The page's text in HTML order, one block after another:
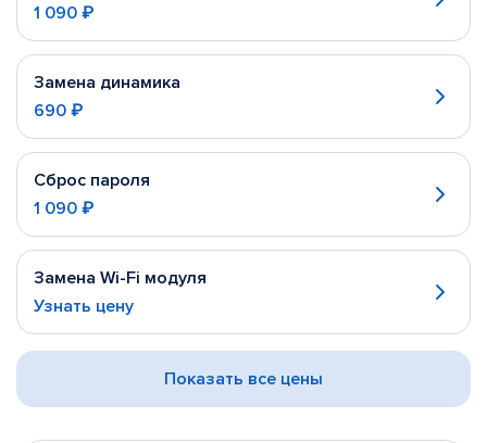
1 090 ₽
Замена динамика
690 ₽
Сброс пароля
1 090 ₽
Замена Wi-Fi модуля
Узнать цену
Показать все цены